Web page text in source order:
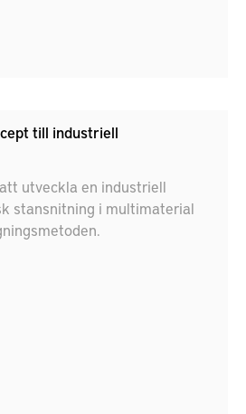
till industriell
utveckla en industriell
stansnitning i multimaterial